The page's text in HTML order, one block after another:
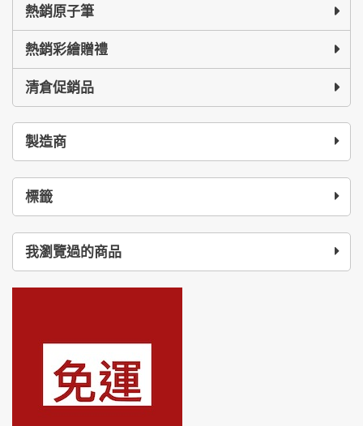
熱銷原子筆
熱銷彩繪贈禮
清倉促銷品
製造商
標籤
我瀏覽過的商品